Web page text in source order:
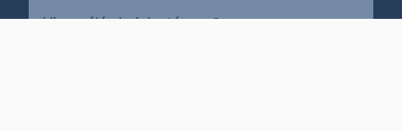
Visszaélés bejelentése(külső oldalra ugrik)